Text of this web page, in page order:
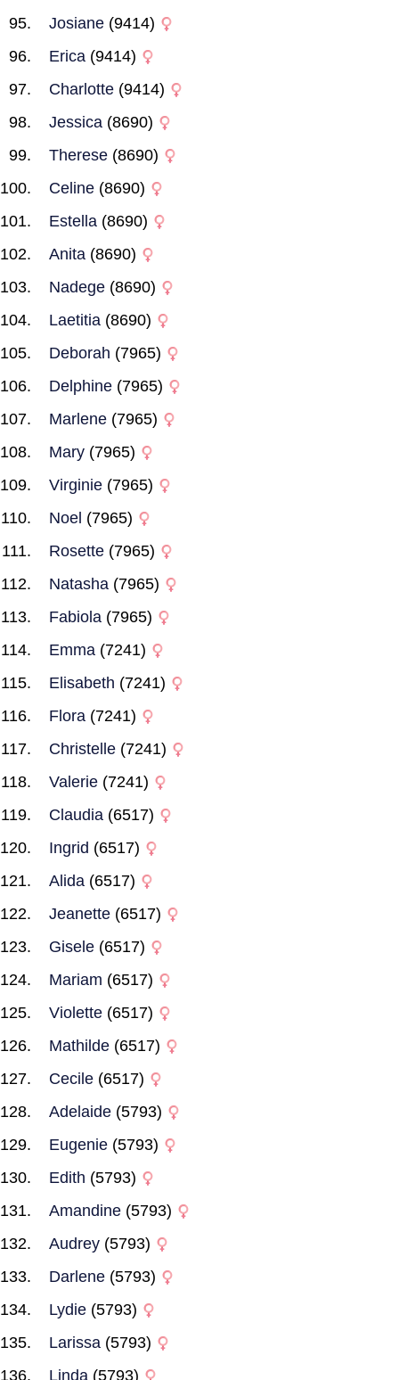
Josiane (9414)
Erica (9414)
Charlotte (9414)
Jessica (8690)
Therese (8690)
Celine (8690)
Estella (8690)
Anita (8690)
Nadege (8690)
Laetitia (8690)
Deborah (7965)
Delphine (7965)
Marlene (7965)
Mary (7965)
Virginie (7965)
Noel (7965)
Rosette (7965)
Natasha (7965)
Fabiola (7965)
Emma (7241)
Elisabeth (7241)
Flora (7241)
Christelle (7241)
Valerie (7241)
Claudia (6517)
Ingrid (6517)
Alida (6517)
Jeanette (6517)
Gisele (6517)
Mariam (6517)
Violette (6517)
Mathilde (6517)
Cecile (6517)
Adelaide (5793)
Eugenie (5793)
Edith (5793)
Amandine (5793)
Audrey (5793)
Darlene (5793)
Lydie (5793)
Larissa (5793)
Linda (5793)